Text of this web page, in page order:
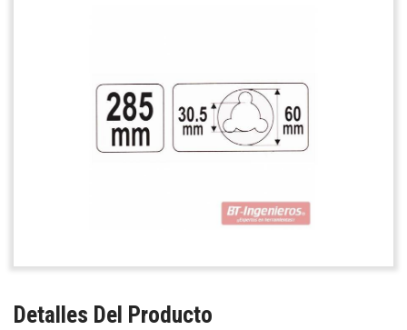
Detalles Del Producto